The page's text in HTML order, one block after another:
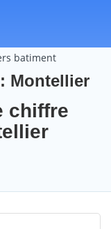
batiment
Montellier
chiffre